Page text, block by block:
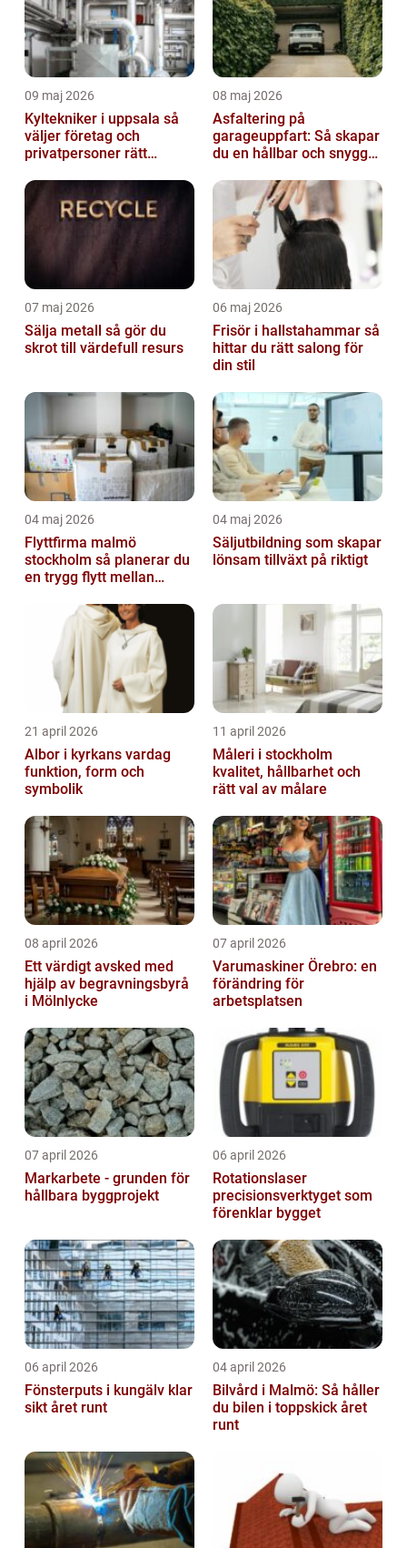
09 maj 2026
Kyltekniker i uppsala så
väljer företag och
privatpersoner rätt
08 maj 2026
Asfaltering på
garageuppfart: Så skapar
du en hållbar och snygg
07 maj 2026
Sälja metall så gör du
skrot till värdefull resurs
06 maj 2026
Frisör i hallstahammar så
hittar du rätt salong för
din stil
04 maj 2026
Flyttfirma malmö
stockholm så planerar du
en trygg flytt mellan
04 maj 2026
Säljutbildning som skapar
lönsam tillväxt på riktigt
21 april 2026
Albor i kyrkans vardag
funktion, form och
symbolik
11 april 2026
Måleri i stockholm
kvalitet, hållbarhet och
rätt val av målare
08 april 2026
Ett värdigt avsked med
hjälp av begravningsbyrå
i Mölnlycke
07 april 2026
Varumaskiner Örebro: en
förändring för
arbetsplatsen
07 april 2026
Markarbete - grunden för
hållbara byggprojekt
06 april 2026
Rotationslaser
precisionsverktyget som
förenklar bygget
06 april 2026
Fönsterputs i kungälv klar
sikt året runt
04 april 2026
Bilvård i Malmö: Så håller
du bilen i toppskick året
runt